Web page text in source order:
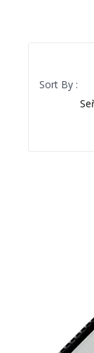
Sort By :